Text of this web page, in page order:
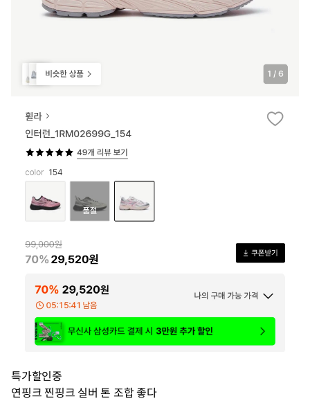
특가할인중
연핑크 찐핑크 실버 톤 조합 좋다